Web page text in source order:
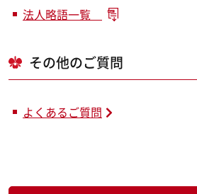
法人略語一覧
その他のご質問
よくあるご質問